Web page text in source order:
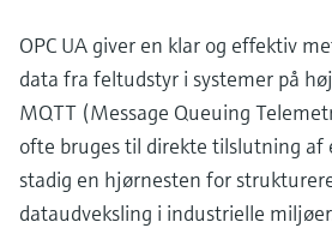
OPC UA giver en klar og effektiv
data fra feltudstyr i systemer på
MQTT (Message Queuing
ofte bruges til direkte tilslutning af
stadig en hjørnesten for
dataudveksling i industrielle